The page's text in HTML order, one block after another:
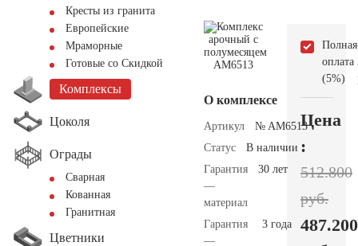
Кресты из гранита
Европейские
Мраморные
Готовые со Скидкой
Комплексы
Цоколя
Ограды
Сварная
Кованная
Гранитная
Цветники
О комплексе
Артикул
№ AM6513
Статус
В наличии
Гарантия
—
материал
30 лет
Гарантия
—
3 года
Полная
оплата
(5%)
Цена
:
512.800
руб.
487.200